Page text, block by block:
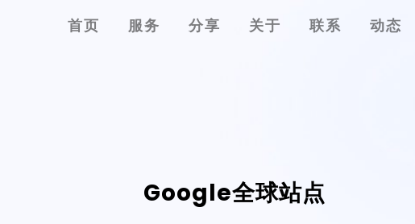
首页 服务 分享 关于 联系 动态
Google全球站点